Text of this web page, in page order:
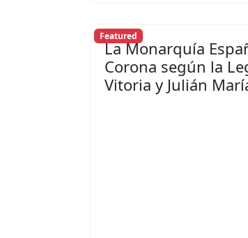
Featured
La Monarquía
Corona según la
Vitoria y Julián